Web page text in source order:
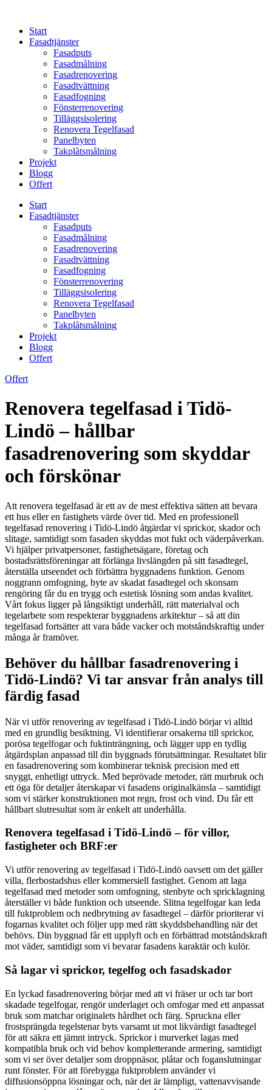
contentStart
Fasadtjänster
Fasadputs
Fasadmålning
Fasadrenovering
Fasadtvättning
Fasadfogning
Fönsterrenovering
Tilläggsisolering
Renovera Tegelfasad
Panelbyten
Takplåtsmålning
Projekt
Blogg
Offert
Start
Fasadtjänster
Fasadputs
Fasadmålning
Fasadrenovering
Fasadtvättning
Fasadfogning
Fönsterrenovering
Tilläggsisolering
Renovera Tegelfasad
Panelbyten
Takplåtsmålning
Projekt
Blogg
Offert
Offert
Renovera tegelfasad i Tidö-
Lindö – hållbar
fasadrenovering som skyddar
och förskönar
Att renovera tegelfasad är ett av de mest effektiva sätten att bevara
ett hus eller en fastighets värde över tid. Med en professionell
tegelfasad renovering i Tidö-Lindö åtgärdar vi sprickor, skador och
slitage, samtidigt som fasaden skyddas mot fukt och väderpåverkan.
Vi hjälper privatpersoner, fastighetsägare, företag och
bostadsrättsföreningar att förlänga livslängden på sitt fasadtegel,
återställa utseendet och förbättra byggnadens funktion. Genom
noggrann omfogning, byte av skadat fasadtegel och skonsam
rengöring får du en trygg och estetisk lösning som andas kvalitet.
Vårt fokus ligger på långsiktigt underhåll, rätt materialval och
tegelarbete som respekterar byggnadens arkitektur – så att din
tegelfasad fortsätter att vara både vacker och motståndskraftig under
många år framöver.
Behöver du hållbar fasadrenovering i
Tidö-Lindö? Vi tar ansvar från analys till
färdig fasad
När vi utför renovering av tegelfasad i Tidö-Lindö börjar vi alltid
med en grundlig besiktning. Vi identifierar orsakerna till sprickor,
porösa tegelfogar och fuktinträngning, och lägger upp en tydlig
åtgärdsplan anpassad till din byggnads förutsättningar. Resultatet blir
en fasadrenovering som kombinerar teknisk precision med ett
snyggt, enhetligt uttryck. Med beprövade metoder, rätt murbruk och
ett öga för detaljer återskapar vi fasadens originalkänsla – samtidigt
som vi stärker konstruktionen mot regn, frost och vind. Du får ett
hållbart slutresultat som är enkelt att underhålla.
Renovera tegelfasad i Tidö-Lindö – för villor,
fastigheter och BRF:er
Vi utför renovering av tegelfasad i Tidö-Lindö oavsett om det gäller
villa, flerbostadshus eller kommersiell fastighet. Genom att laga
tegelfasad med metoder som omfogning, stenbyte och spricklagning
återställer vi både funktion och utseende. Slitna tegelfogar kan leda
till fuktproblem och nedbrytning av fasadtegel – därför prioriterar vi
fogarnas kvalitet och följer upp med rätt skyddsbehandling när det
behövs. Din byggnad får ett upplyft och en förbättrad motståndskraft
mot väder, samtidigt som vi bevarar fasadens karaktär och kulör.
Så lagar vi sprickor, tegelfog och fasadskador
En lyckad fasadrenovering börjar med att vi fräser ur och tar bort
skadade tegelfogar, rengör underlaget och omfogar med ett anpassat
bruk som matchar originalets hårdhet och färg. Spruckna eller
frostsprängda tegelstenar byts varsamt ut mot likvärdigt fasadtegel
för att säkra ett jämnt intryck. Sprickor i murverket lagas med
kompatibla bruk och vid behov kompletterande armering, samtidigt
som vi ser över detaljer som droppnäsor, plåtar och foganslutningar
runt fönster. För att förebygga fuktproblem använder vi
diffusionsöppna lösningar och, när det är lämpligt, vattenavvisande